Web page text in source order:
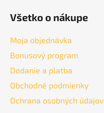
Všetko o nákupe
Moja objednávka
Bonusový program
Dodanie a platba
Obchodné podmienky
Ochrana osobných údajov